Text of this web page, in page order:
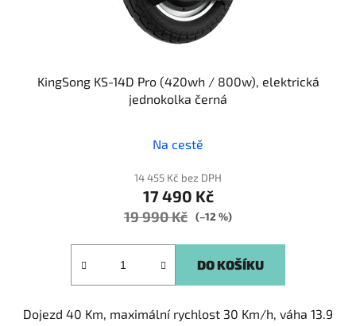
KingSong KS-14D Pro (420wh / 800w), elektrická
jednokolka černá
Na cestě
14 455 Kč bez DPH
17 490 Kč
19 990 Kč (–12 %)
DO KOŠÍKU
Dojezd 40 Km, maximální rychlost 30 Km/h, váha 13.9